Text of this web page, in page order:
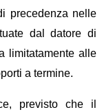
precedenza nelle
dal datore di
limitatamentealle
a termine.
previstoche il